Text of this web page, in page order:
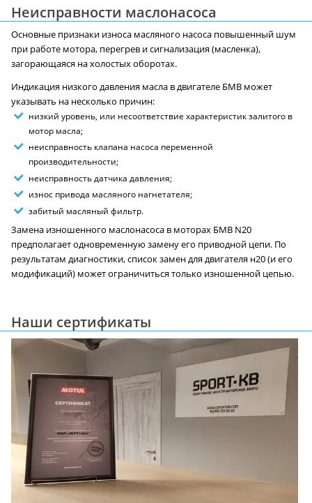
Неисправности маслонасоса
Основные признаки износа масляного насоса повышенный шум
при работе мотора, перегрев и сигнализация (масленка),
загорающаяся на холостых оборотах.
Индикация низкого давления масла в двигателе БМВ может
указывать на несколько причин:
низкий уровень, или несоответствие характеристик залитого в
мотор масла;
неисправность клапана насоса переменной
производительности;
неисправность датчика давления;
износ привода масляного нагнетателя;
забитый масляный фильтр.
Замена изношенного маслонасоса в моторах БМВ N20
предполагает одновременную замену его приводной цепи. По
результатам диагностики, список замен для двигателя н20 (и его
модификаций) может ограничиться только изношенной цепью.
Наши сертификаты